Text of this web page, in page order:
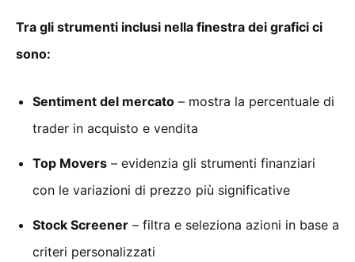
Tra gli strumenti inclusi nella finestra dei grafici ci
sono:
Sentiment del mercato – mostra la percentuale di
trader in acquisto e vendita
Top Movers – evidenzia gli strumenti finanziari
con le variazioni di prezzo più significative
Stock Screener – filtra e seleziona azioni in base a
criteri personalizzati